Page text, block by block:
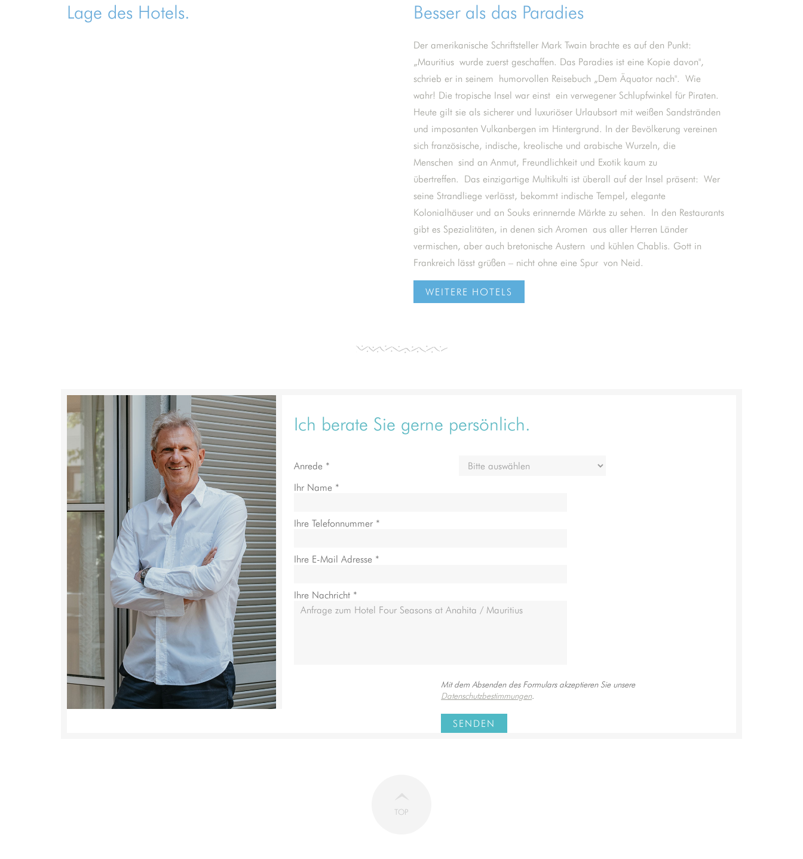
Lage des Hotels. Besser als das Paradies
Der amerikanische Schriftsteller Mark Twain brachte es auf den Punkt:
„Mauritius wurde zuerst geschaffen. Das Paradies ist eine Kopie davon",
schrieb er in seinem humorvollen Reisebuch „Dem Äquator nach". Wie
wahr! Die tropische Insel war einst ein verwegener Schlupfwinkel für Piraten.
Heute gilt sie als sicherer und luxuriöser Urlaubsort mit weißen Sandstränden
und imposanten Vulkanbergen im Hintergrund. In der Bevölkerung vereinen
sich französische, indische, kreolische und arabische Wurzeln, die
Menschen sind an Anmut, Freundlichkeit und Exotik kaum zu
übertreffen. Das einzigartige Multikulti ist überall auf der Insel präsent: Wer
seine Strandliege verlässt, bekommt indische Tempel, elegante
Kolonialhäuser und an Souks erinnernde Märkte zu sehen. In den Restaurants
gibt es Spezialitäten, in denen sich Aromen aus aller Herren Länder
vermischen, aber auch bretonische Austern und kühlen Chablis. Gott in
Frankreich lässt grüßen – nicht ohne eine Spur von Neid.
WEITERE HOTELS
Ich berate Sie gerne persönlich.
Anrede *
Ihr Name *
Ihre Telefonnummer *
Ihre E-Mail Adresse *
Ihre Nachricht *
Mit dem Absenden des Formulars akzeptieren Sie unsere
Datenschutzbestimmungen.
SENDEN
TOP